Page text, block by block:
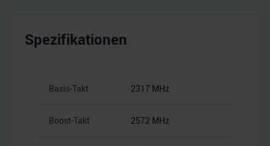
Spezifikationen
Basis-Takt 2317 MHz
Boost-Takt 2572 MHz